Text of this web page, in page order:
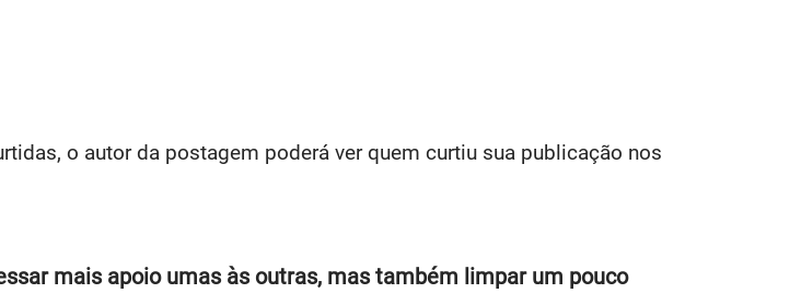
o autor da postagem poderá ver quem curtiu sua publicação nos
mais apoio umas às outras, mas também limpar um pouco